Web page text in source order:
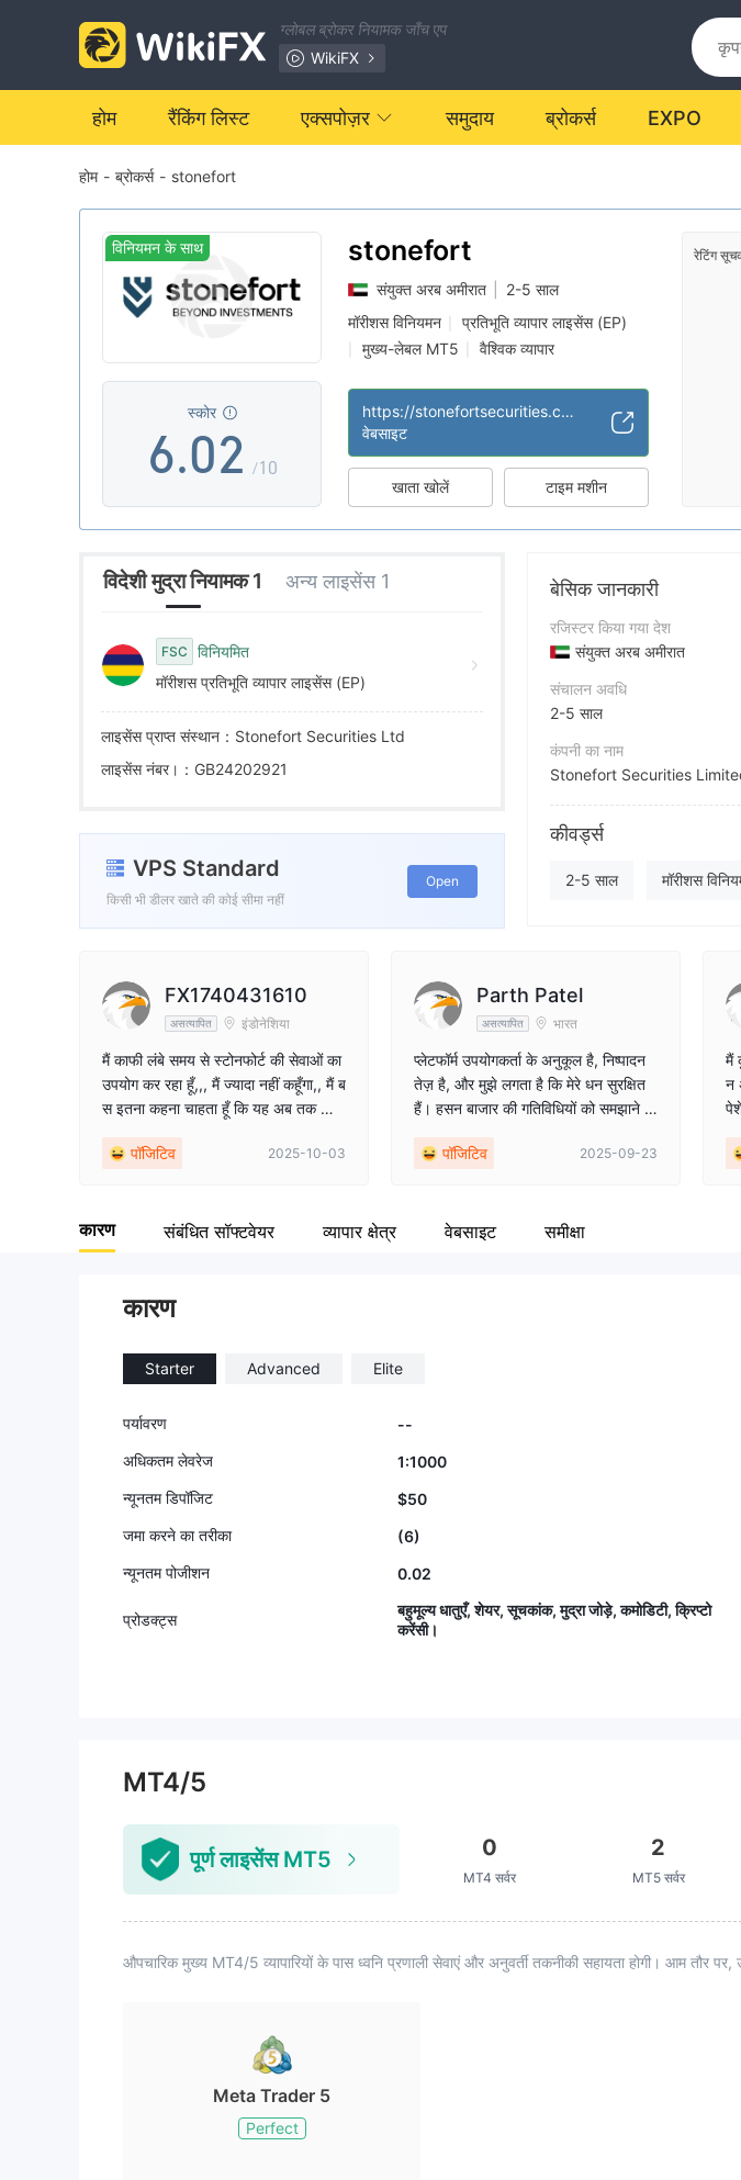
ग्लोबल ब्रोकर नियामक जाँच एप
WikiFX
होम रैंकिंग लिस्ट एक्सपोज़र समुदाय ब्रोकर्स EXPO
होम - ब्रोकर्स - stonefort
विनियमन के साथ
स्कोर
0
1
2
3
4
5
6
7
8
9
.0
1
2
3
4
5
6
7
9
0
1
2
3
4
5
6
7
8
9
/10
stonefort
संयुक्त अरब अमीरात
2-5 साल
मॉरीशस विनियमन
प्रतिभूति व्यापार लाइसेंस (EP)
मुख्य-लेबल MT5 वैश्विक व्यापार
https://stonefortsecurities.com/
वेबसाइट
खाता खोलें टाइम मशीन
रेटिंग
विदेशी मुद्रा नियामक 1 अन्य लाइसेंस 1
FSC
विनियमित
मॉरीशस प्रतिभूति व्यापार लाइसेंस (EP)
लाइसेंस प्राप्त संस्थान：Stonefort Securities Ltd
लाइसेंस नंबर।：GB24202921
VPS Standard
किसी भी डीलर खाते की कोई सीमा नहीं
Open
बेसिक जानकारी
रजिस्टर किया गया देश
संयुक्त अरब अमीरात
संचालन अवधि
2-5 साल
कंपनी का नाम
Stonefort Securities
संक्षिप्त नाम
stonefort
कंपनी का कर्मचारी
कीवर्ड्स
2-5 साल मॉरीशस
FX1740431610
असत्यापित इंडोनेशिया
मैं काफी लंबे समय से स्टोनफोर्ट की सेवाओं का
उपयोग कर रहा हूँ,,, मैं ज्यादा नहीं कहूँगा,, मैं ब
स इतना कहना चाहता हूँ कि यह अब तक का
क ज्यादातर ब्रोकरों की समस्याएं निकासी से
पॉजिटिव 2025-10-03
Parth Patel
असत्यापित भारत
प्लेटफॉर्म उपयोगकर्ता के अनुकूल है, निष्पादन
तेज़ है, और मुझे लगता है कि मेरे धन सुरक्षित
हैं। हसन बाजार की गतिविधियों को समझाने में
देते हैं। इतना पारदर्शी और सहायक ब्रोकर
फोर्ट सिक्योरिटीज की अत्यधिक सिफारिश कर
पॉजिटिव 2025-09-23
मैं
न
कारण संबंधित सॉफ्टवेयर व्यापार क्षेत्र वेबसाइट समीक्षा
कारण
Starter Advanced Elite
पर्यावरण --
अधिकतम लेवरेज
1:1000
न्यूनतम डिपॉजिट
$50
जमा करने का तरीका
(6)
न्यूनतम पोजीशन
0.02
प्रोडक्ट्स
बहुमूल्य धातुएँ, शेयर, सूचकांक, मुद्रा जोड़े, कमोडिटी, क्रिप्टो
करेंसी।
MT4/5
पूर्ण लाइसेंस MT5 0
MT4 सर्वर
2
MT5 सर्वर
औपचारिक मुख्य MT4/5 व्यापारियों के पास ध्वनि प्रणाली सेवाएं और अनुवर्ती तकनीकी सहायता होगी। आम तौर
Meta Trader 5
Perfect